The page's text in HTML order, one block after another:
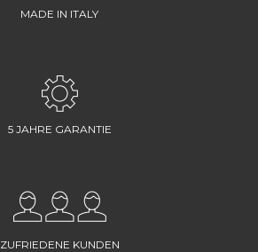
MADE IN ITALY
5 JAHRE GARANTIE
ZUFRIEDENE KUNDEN